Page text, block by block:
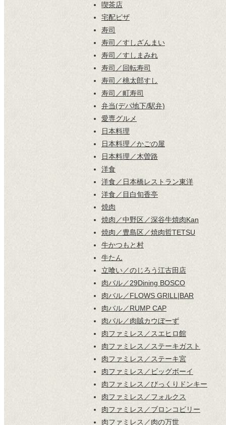
喫茶店
宅配ピザ
寿司
寿司／すしざんまい
寿司／すしまみれ
寿司／回転寿司
寿司／桃太郎すし
寿司／町寿司
弁当(デパ地下/駅弁)
愛専グルメ
日本料理
日本料理／かごの屋
日本料理／木曽路
洋食
洋食／日本橋レストラン東洋
洋食／目白旬香亭
焼肉
焼肉／中野区／深谷牛焼肉Kan
焼肉／豊島区／焼肉哲TETSU
牛かつもと村
牛たん
立喰い／のじろう江古田店
肉バル／29Dining BOSCO
肉バル／FLOWS GRILL|BAR
肉バル／RUMP CAP
肉バル／肉賊カウぼーず
肉ファミレス／スエヒロ館
肉ファミレス／ステーキガスト
肉ファミレス／ステーキ宮
肉ファミレス／ビッグボーイ
肉ファミレス／びっくりドンキー
肉ファミレス／フォルクス
肉ファミレス／ブロンコビリー
肉ファミレス／肉の万世